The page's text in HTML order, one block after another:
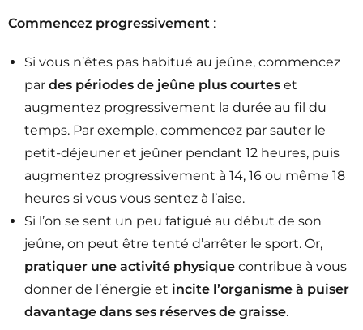
Commencez progressivement :
Si vous n’êtes pas habitué au jeûne, commencez
par des périodes de jeûne plus courtes et
augmentez progressivement la durée au fil du
temps. Par exemple, commencez par sauter le
petit-déjeuner et jeûner pendant 12 heures, puis
augmentez progressivement à 14, 16 ou même 18
heures si vous vous sentez à l’aise.
Si l’on se sent un peu fatigué au début de son
jeûne, on peut être tenté d’arrêter le sport. Or,
pratiquer une activité physique contribue à vous
donner de l’énergie et incite l’organisme à puiser
davantage dans ses réserves de graisse.